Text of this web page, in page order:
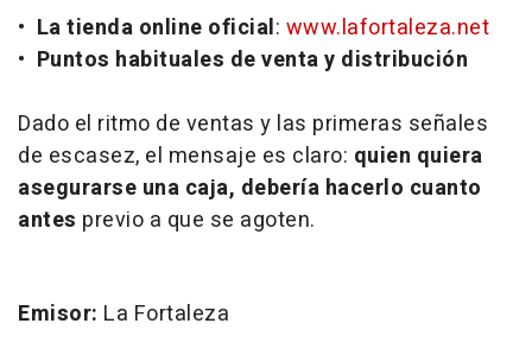
• La tienda online oficial: www.lafortaleza.net
• Puntos habituales de venta y distribución
Dado el ritmo de ventas y las primeras señales
de escasez, el mensaje es claro: quien quiera
asegurarse una caja, debería hacerlo cuanto
antes previo a que se agoten.
Emisor: La Fortaleza